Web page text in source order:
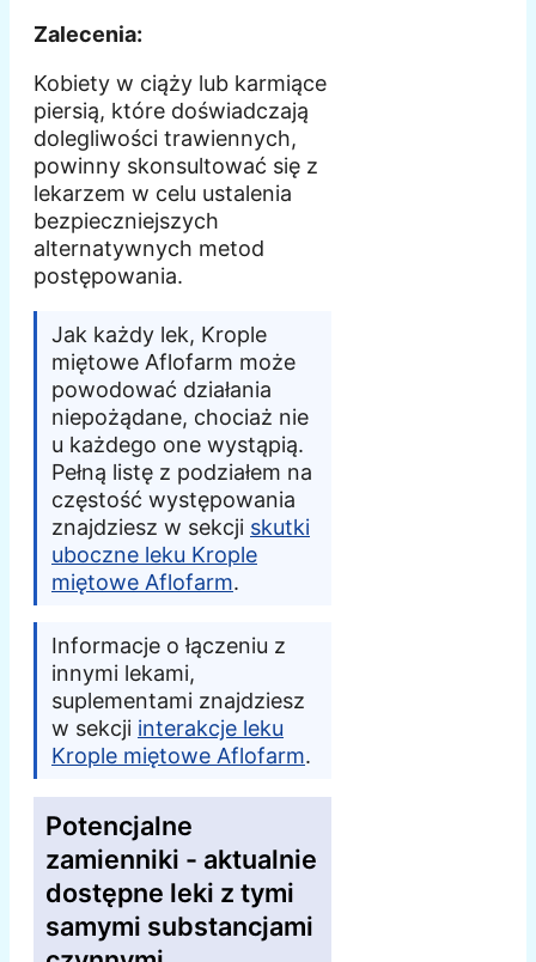
Zalecenia:
Kobiety w ciąży lub karmiące
piersią, które doświadczają
dolegliwości trawiennych,
powinny skonsultować się z
lekarzem w celu ustalenia
bezpieczniejszych
alternatywnych metod
postępowania.
Jak każdy lek, Krople
miętowe Aflofarm może
powodować działania
niepożądane, chociaż nie
u każdego one wystąpią.
Pełną listę z podziałem na
częstość występowania
znajdziesz w sekcji skutki
uboczne leku Krople
miętowe Aflofarm.
Informacje o łączeniu z
innymi lekami,
suplementami znajdziesz
w sekcji interakcje leku
Krople miętowe Aflofarm.
Potencjalne
zamienniki - aktualnie
dostępne leki z tymi
samymi substancjami